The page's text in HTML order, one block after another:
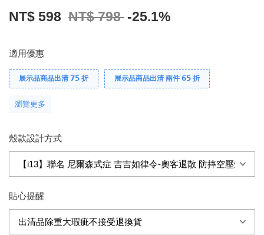
NT$ 598 NT$ 798 -25.1%
適用優惠
展示品商品出清 𝟳𝟱 折 展示品商品出清 兩件 𝟲𝟱 折
瀏覽更多
殼款設計方式
貼心提醒